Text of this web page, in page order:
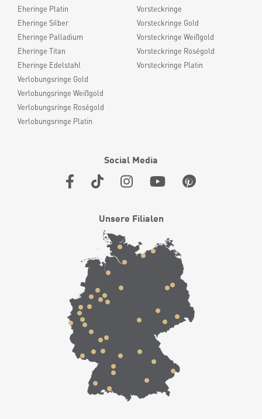
Eheringe Platin
Eheringe Silber
Eheringe Palladium
Eheringe Titan
Eheringe Edelstahl
Verlobungsringe Gold
Verlobungsringe Weißgold
Verlobungsringe Roségold
Verlobungsringe Platin
Vorsteckringe
Vorsteckringe Gold
Vorsteckringe Weißgold
Vorsteckringe Roségold
Vorsteckringe Platin
Social Media
Unsere Filialen